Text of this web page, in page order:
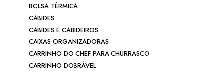
BOLSA TÉRMICA
CABIDES
CABIDES E CABIDEIROS
CAIXAS ORGANIZADORAS
CARRINHO DO CHEF PARA CHURRASCO
CARRINHO DOBRÁVEL